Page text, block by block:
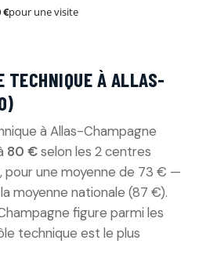
€pour une visite
TECHNIQUE À ALLAS-
à Allas-Champagne
80 €selon les 2 centres
pour une moyenne de 73 € —
moyenne nationale (87 €).
figure parmi les
technique est le plus